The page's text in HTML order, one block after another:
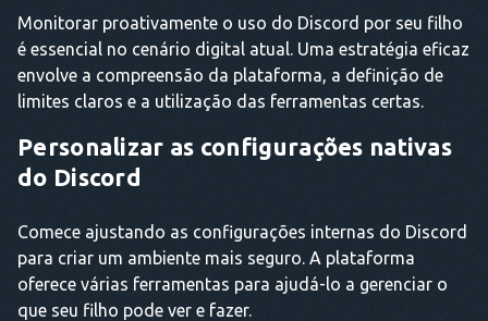
Monitorar proativamente o uso do Discord por seu filho
é essencial no cenário digital atual. Uma estratégia eficaz
envolve a compreensão da plataforma, a definição de
limites claros e a utilização das ferramentas certas.
Personalizar as configurações nativas
do Discord
Comece ajustando as configurações internas do Discord
para criar um ambiente mais seguro. A plataforma
oferece várias ferramentas para ajudá-lo a gerenciar o
que seu filho pode ver e fazer.